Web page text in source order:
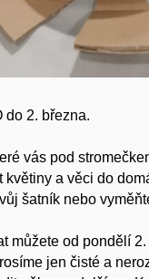
do 2. března.
vás pod
květiny a věci do
šatník nebo
můžete od pondělí
jen čisté a